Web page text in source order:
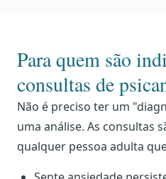
Para quem são
consultas de
Não é preciso ter um
uma análise. As consultas
qualquer pessoa adulta